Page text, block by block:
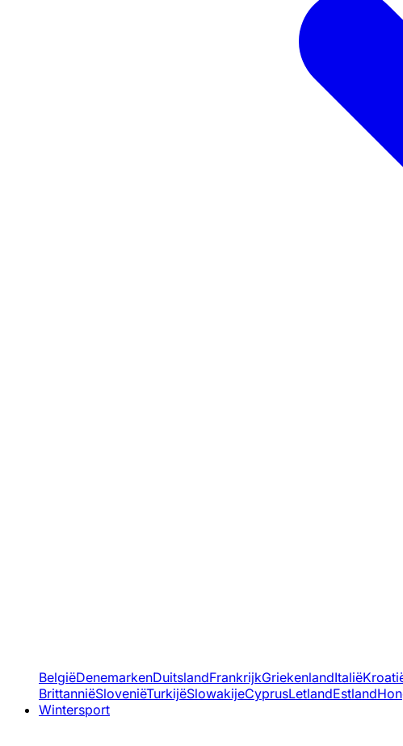
BelgiëDenemarkenDuitslandFrankrijkGriekenlandItalië
BrittanniëSloveniëTurkijëSlowakijeCyprusLetlandEstland
Wintersport